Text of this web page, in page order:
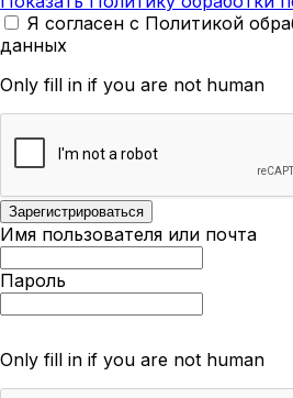
Я согласен с Политикой
данных
Only fill in if you are not human
Имя пользователя или почта
Пароль
Only fill in if you are not human